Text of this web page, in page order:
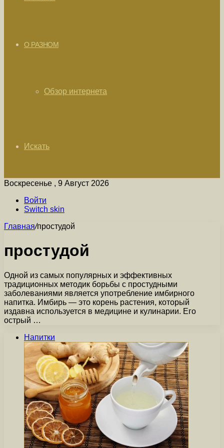
О РАЗНОМ
Обзор интернета
Искать
Воскресенье , 9 Август 2026
Войти
Switch skin
Главная/простудой
простудой
Одной из самых популярных и эффективных
традиционных методик борьбы с простудными
заболеваниями является употребление имбирного
напитка. Имбирь — это корень растения, который
издавна используется в медицине и кулинарии. Его
острый …
Напитки